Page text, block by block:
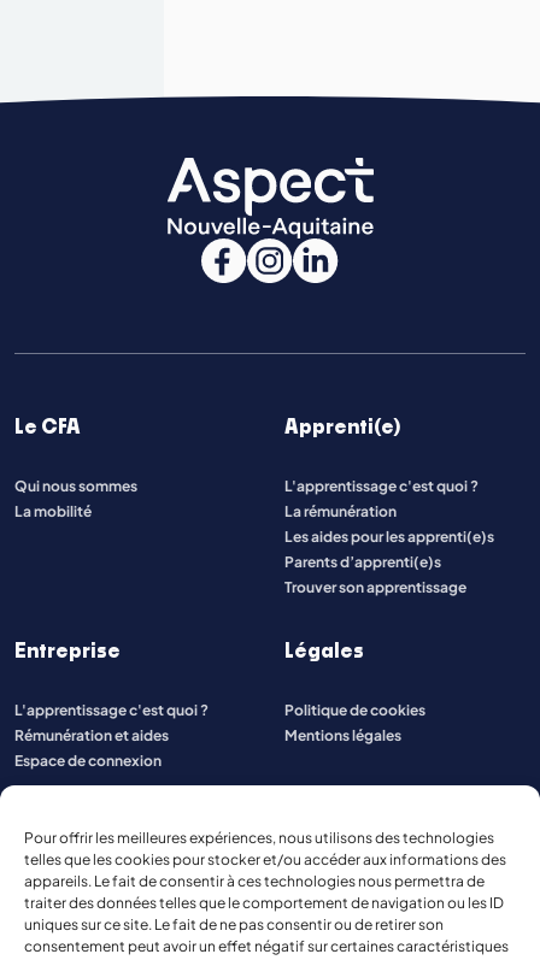
Pour offrir les meilleures expériences, nous utilisons des technologies
telles que les cookies pour stocker et/ou accéder aux informations des
appareils. Le fait de consentir à ces technologies nous permettra de
traiter des données telles que le comportement de navigation ou les ID
uniques sur ce site. Le fait de ne pas consentir ou de retirer son
consentement peut avoir un effet négatif sur certaines caractéristiques
Le CFA
Qui nous sommes
La mobilité
Apprenti(e)
L'apprentissage c'est quoi ?
La rémunération
Les aides pour les apprenti(e)s
Parents d’apprenti(e)s
Trouver son apprentissage
Entreprise
L'apprentissage c'est quoi ?
Rémunération et aides
Espace de connexion
Légales
Politique de cookies
Mentions légales